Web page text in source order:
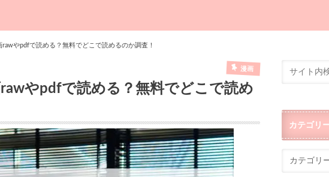
rawやpdfで読める？無料でどこで読めるのか調査！
漫画
やpdfで読める？無料でどこで読め
カテゴリ